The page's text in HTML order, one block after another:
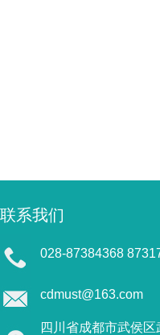
联系我们
028-87384368
cdmust@163.com
四川省成都市武侯